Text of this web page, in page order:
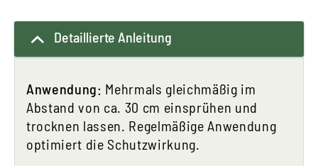
Detaillierte Anleitung
Anwendung: Mehrmals gleichmäßig im
Abstand von ca. 30 cm einsprühen und
trocknen lassen. Regelmäßige Anwendung
optimiert die Schutzwirkung.